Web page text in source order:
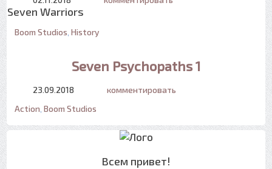
Seven Warriors
Boom Studios History
Seven Psychopaths 1
23.09.2018
комментировать
Action Boom Studios
Всем привет!